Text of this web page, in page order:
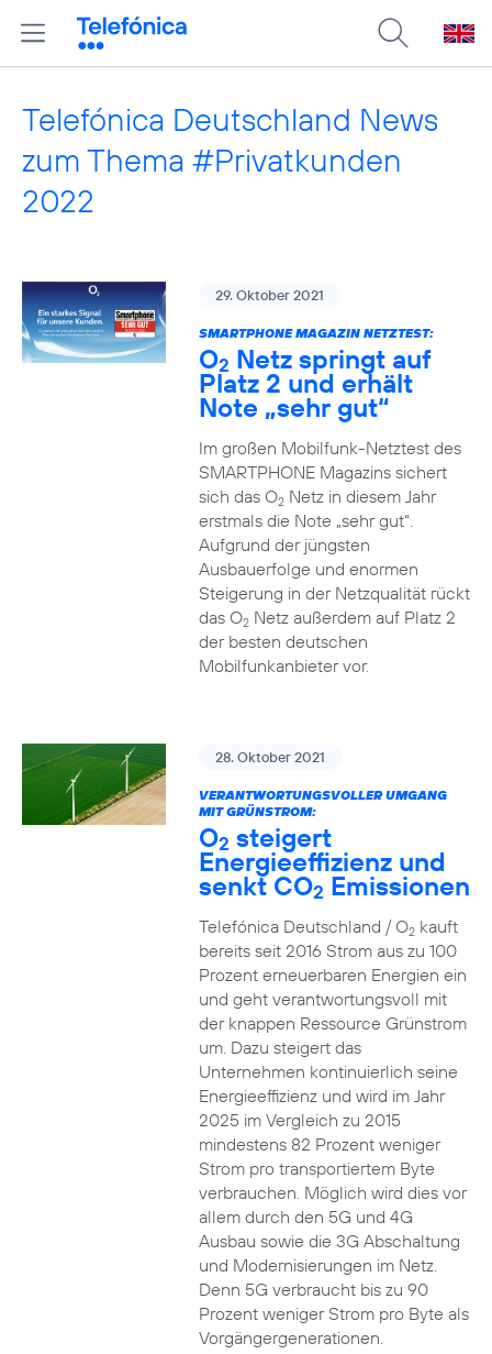
Telefónica Deutschland News
zum Thema #Privatkunden
2022
29. Oktober 2021
SMARTPHONE MAGAZIN NETZTEST:
O2 Netz springt auf
Platz 2 und erhält
Note „sehr gut“
Im großen Mobilfunk-Netztest des
SMARTPHONE Magazins sichert
sich das O2Netz in diesem Jahr
erstmals die Note „sehr gut“.
Aufgrund der jüngsten
Ausbauerfolge und enormen
Steigerung in der Netzqualität rückt
das O2Netz außerdem auf Platz 2
der besten deutschen
Mobilfunkanbieter vor.
28. Oktober 2021
VERANTWORTUNGSVOLLER UMGANG
MIT GRÜNSTROM:
O2 steigert
Energieeffizienz und
senkt CO2 Emissionen
Telefónica Deutschland / O2kauft
bereits seit 2016 Strom aus zu 100
Prozent erneuerbaren Energien ein
und geht verantwortungsvoll mit
der knappen Ressource Grünstrom
um. Dazu steigert das
Unternehmen kontinuierlich seine
Energieeffizienz und wird im Jahr
2025 im Vergleich zu 2015
mindestens 82 Prozent weniger
Strom pro transportiertem Byte
verbrauchen. Möglich wird dies vor
allem durch den 5G und 4G
Ausbau sowie die 3G Abschaltung
und Modernisierungen im Netz.
Denn 5G verbraucht bis zu 90
Prozent weniger Strom pro Byte als
Vorgängergenerationen.